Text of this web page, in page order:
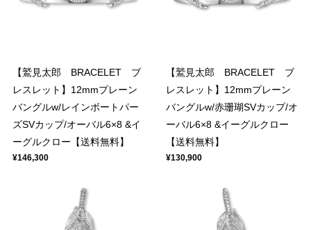
【鷲見太郎 BRACELET ブ
レスレット】12mmプレーン
バングルw/レインボートパー
ズSVカップ/オーバル6×8 &イ
ーグルクロー【送料無料】
¥146,300
【鷲見太郎 BRACELET ブ
レスレット】12mmプレーン
バングルw/赤珊瑚SVカップ/オ
ーバル6×8 &イーグルクロー
【送料無料】
¥130,900